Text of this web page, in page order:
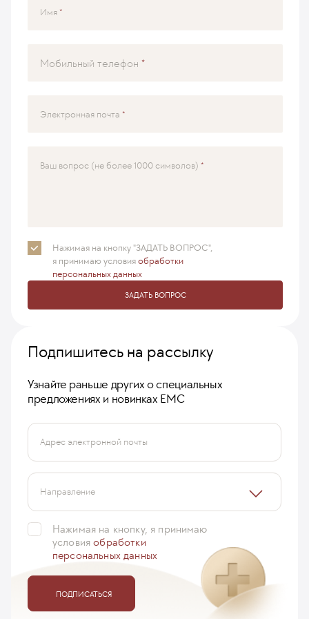
Имя
Мобильный телефон
Электронная почта
Ваш вопрос (не более 1000 символов)
Нажимая на кнопку "ЗАДАТЬ ВОПРОС",
я принимаюусловияобработки
персональных данных
ЗАДАТЬ ВОПРОС
Подпишитесь на рассылку
Узнайте раньше других о специальных
предложениях и новинках ЕМС
Адрес электронной почты
Направление
Нажимая на кнопку, я принимаю
условияобработки
персональных данных
ПОДПИСАТЬСЯ